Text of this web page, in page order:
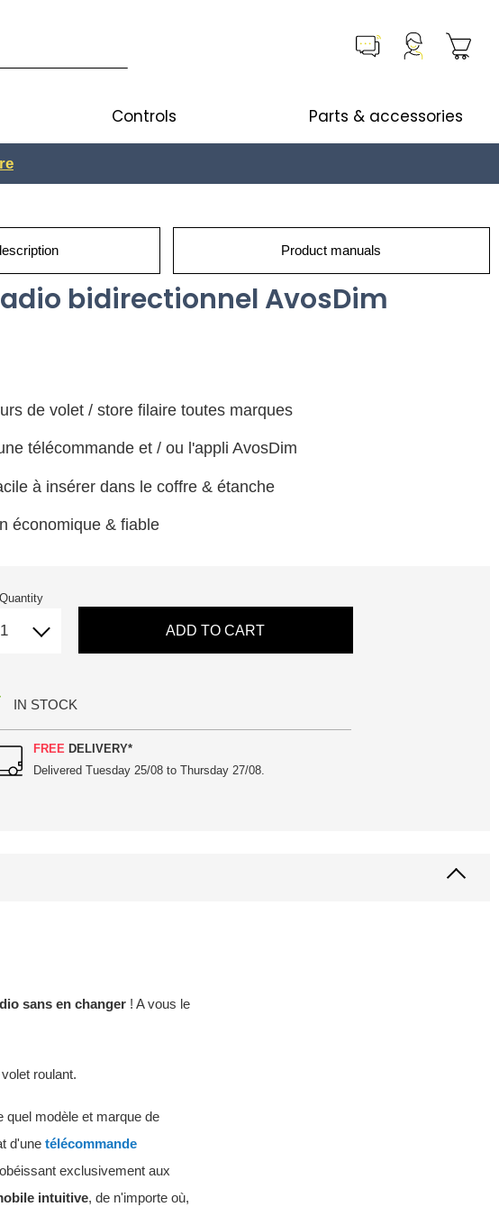
Controls Parts & accessories
Product manuals
bidirectionnel AvosDim
de volet / store filaire toutes marques
télécommande et / ou l'appli AvosDim
à insérer dans le coffre & étanche
économique & fiable
Quantity
ADD TO CART
IN STOCK
FREE DELIVERY*
DeliveredTuesday 25/08 to Thursday 27/08.
sans en changer ! A vous le
roulant.
modèle et marque de
d'une télécommande
exclusivement aux
intuitive, de n'importe où,